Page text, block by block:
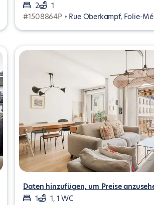
2
1
#1508864P • Rue Oberkampf, Folie-
Daten hinzufügen, um Preise
1
1, 1 WC